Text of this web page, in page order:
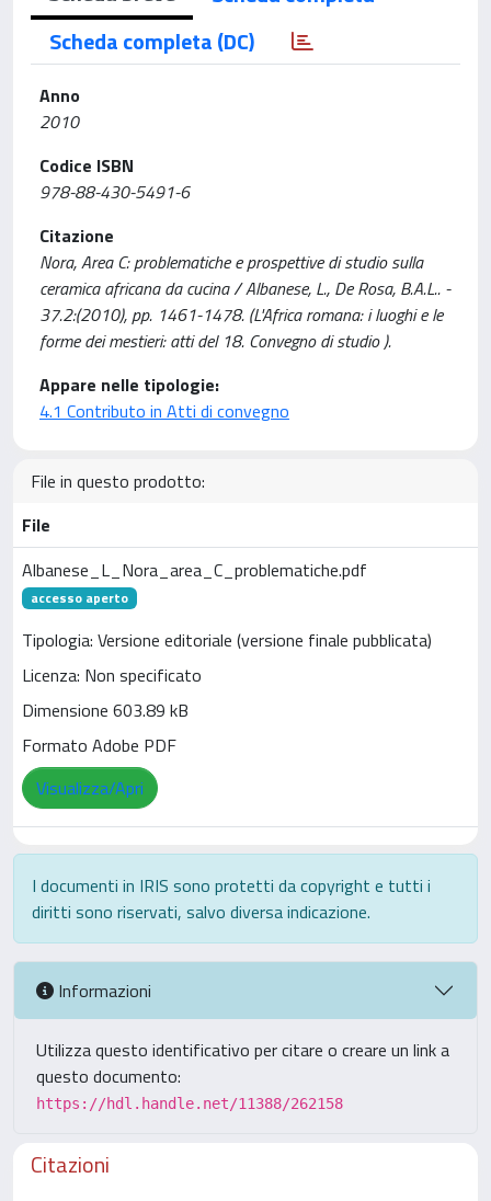
Scheda completa (DC)
Anno
2010
Codice ISBN
978-88-430-5491-6
Citazione
Nora, Area C: problematiche e prospettive di studio sulla
ceramica africana da cucina / Albanese, L., De Rosa, B.A.L.. -
37.2:(2010), pp. 1461-1478. (L'Africa romana: i luoghi e le
forme dei mestieri: atti del 18. Convegno di studio ).
Appare nelle tipologie:
4.1 Contributo in Atti di convegno
File in questo prodotto:
File
Albanese_L_Nora_area_C_problematiche.pdf
accesso aperto
Tipologia: Versione editoriale (versione finale pubblicata)
Licenza: Non specificato
Dimensione 603.89 kB
Formato Adobe PDF
Visualizza/Apri
I documenti in IRIS sono protetti da copyright e tutti i
diritti sono riservati, salvo diversa indicazione.
Informazioni
Utilizza questo identificativo per citare o creare un link a
questo documento:
https://hdl.handle.net/11388/262158
Citazioni